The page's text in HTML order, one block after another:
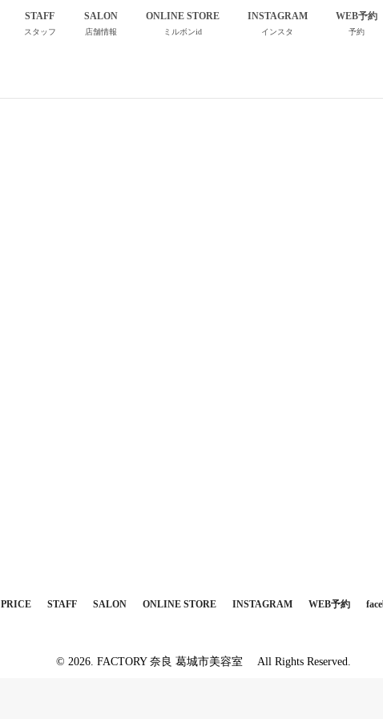
STAFF
スタッフ
SALON
店舗情報
ONLINE STORE
ミルボンid
INSTAGRAM
インスタ
WEB予約
予約
PRICE STAFF SALON ONLINE STORE INSTAGRAM WEB予約
© 2026. FACTORY 奈良 葛城市美容室 All Rights Reserved.